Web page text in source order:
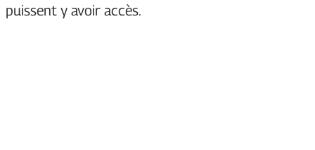
puissent y avoir accès.